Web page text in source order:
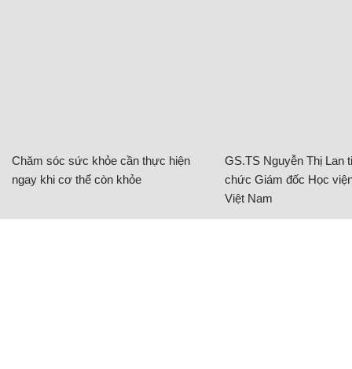
Chăm sóc sức khỏe cần thực hiện
ngay khi cơ thể còn khỏe
GS.TS Nguyễn Thị Lan
chức Giám đốc Học
Việt Nam